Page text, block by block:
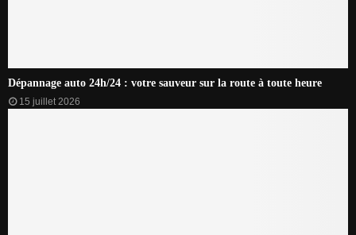
Dépannage auto 24h/24 : votre sauveur sur la route à toute heure
15 juillet 2026